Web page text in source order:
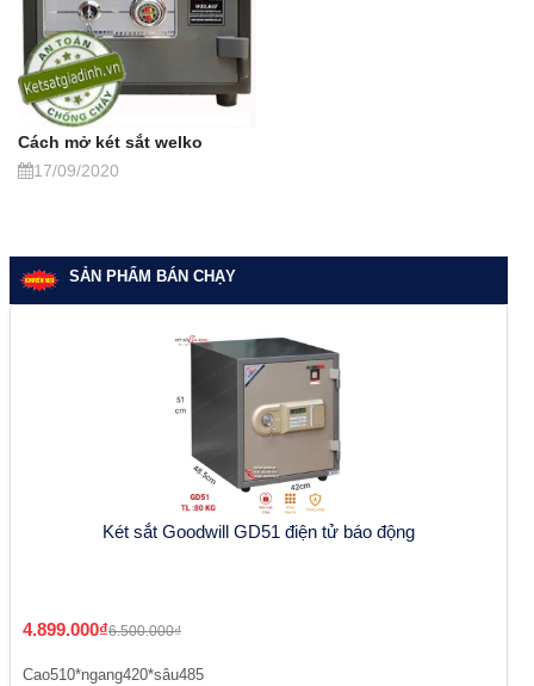
Cách mở két sắt welko
17/09/2020
SẢN PHẨM BÁN CHẠY
Két sắt Goodwill GD51 điện tử báo động
4.899.000₫6.500.000₫
Cao510*ngang420*sâu485